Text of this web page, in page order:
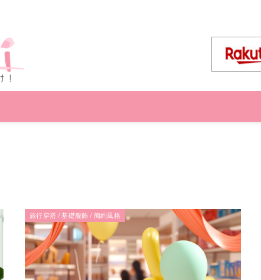
旅行穿搭 / 基礎服飾 / 簡約風格